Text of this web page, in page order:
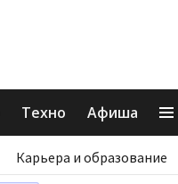
Техно Афиша
Карьера и образование